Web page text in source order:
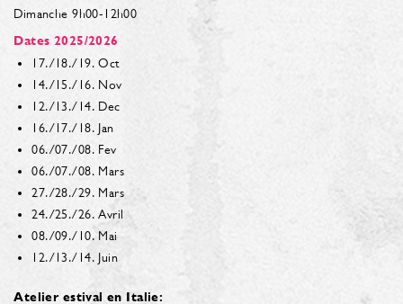
Dimanche 9h00-12h00
Dates 2025/2026
17./18./19. Oct
14./15./16. Nov
12./13./14. Dec
16./17./18. Jan
06./07./08. Fev
06./07./08. Mars
27./28./29. Mars
24./25./26. Avril
08./09./10. Mai
12./13./14. Juin
Atelier estival en Italie: